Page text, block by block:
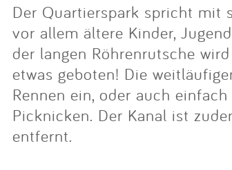
Der Quartierspark spricht mit
vor allem ältere Kinder,
der langen Röhrenrutsche
etwas geboten! Die
Rennen ein, oder auch
Picknicken. Der Kanal ist
entfernt.